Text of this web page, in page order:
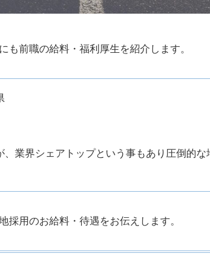
も前職の給料・福利厚生を紹介します。
業界シェアトップという事もあり圧倒的な
採用のお給料・待遇をお伝えします。